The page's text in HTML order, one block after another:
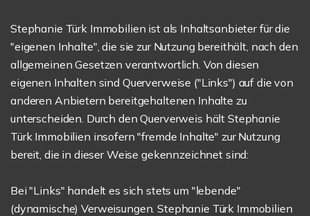
Stephanie Türk Immobilien ist als Inhaltsanbieter für die
"eigenen Inhalte", die sie zur Nutzung bereithält, nach den
allgemeinen Gesetzen verantwortlich. Von diesen
eigenen Inhalten sind Querverweise ("Links") auf die von
anderen Anbietern bereitgehaltenen Inhalte zu
unterscheiden. Durch den Querverweis hält Stephanie
Türk Immobilien insofern "fremde Inhalte" zur Nutzung
bereit, die in dieser Weise gekennzeichnet sind:
Bei "Links" handelt es sich stets um "lebende"
(dynamische) Verweisungen. Stephanie Türk Immobilien